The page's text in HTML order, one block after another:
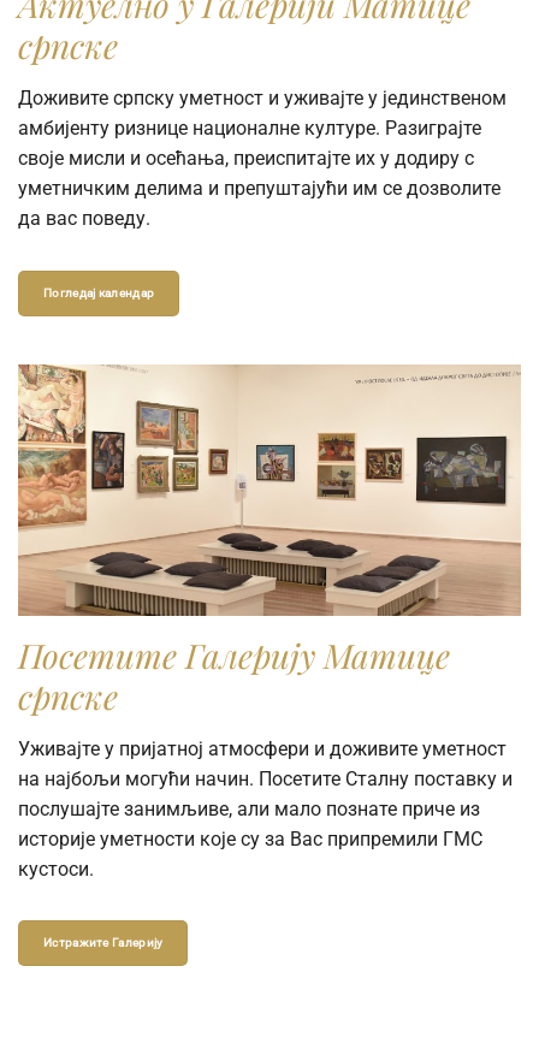
српске
Доживите српску уметност и уживајте у јединственом
амбијенту ризнице националне културе. Разиграјте
своје мисли и осећања, преиспитајте их у додиру с
уметничким делима и препуштајући им се дозволите
да вас поведу.
Погледај календар
Посетите Галерију Матице
српске
Уживајте у пријатној атмосфери и доживите уметност
на најбољи могући начин. Посетите Сталну поставку и
послушајте занимљиве, али мало познате приче из
историје уметности које су за Вас припремили ГМС
кустоси.
Истражите Галерију